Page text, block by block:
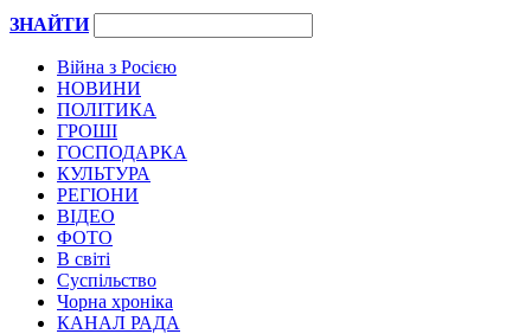
ЗНАЙТИ
Війна з Росією
НОВИНИ
ПОЛІТИКА
ГРОШІ
ГОСПОДАРКА
КУЛЬТУРА
РЕГІОНИ
ВІДЕО
ФОТО
В світі
Суспільство
Чорна хроніка
КАНАЛ РАДА